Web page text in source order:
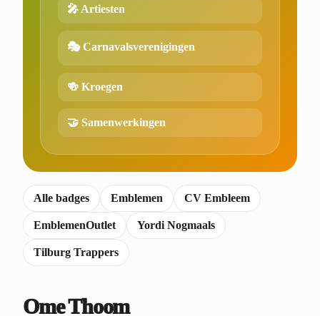
🎤 Artiesten
🎭 Carnavalsverenigingen
🍻 Kroegen
🤝 Samenwerkingen
Alle badges Emblemen CV Embleem
EmblemenOutlet Yordi Nogmaals
Tilburg Trappers
Ome Thoom